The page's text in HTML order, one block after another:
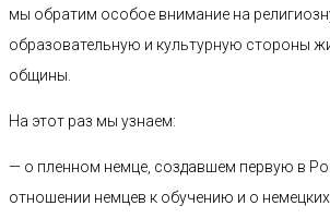
мы обратим особое внимание на
образовательную и культурную стороны
общины.
На этот раз мы узнаем:
— о пленном немце, создавшем первую в
отношении немцев к обучению и о